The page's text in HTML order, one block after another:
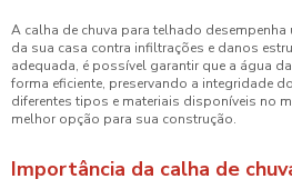
A calha de chuva para telhado
da sua casa contra infiltrações e danos
adequada, é possível garantir que a água
forma eficiente, preservando a integridade
diferentes tipos e materiais disponíveis no
melhor opção para sua construção.
Importância da calha de